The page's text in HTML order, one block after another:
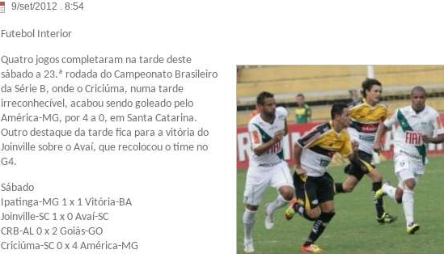
9/set/2012 . 8:54
Futebol Interior
Quatro jogos completaram na tarde deste
sábado a 23.ª rodada do Campeonato Brasileiro
da Série B, onde o Criciúma, numa tarde
irreconhecível, acabou sendo goleado pelo
América-MG, por 4 a 0, em Santa Catarina.
Outro destaque da tarde fica para a vitória do
Joinville sobre o Avaí, que recolocou o time no
G4.
Sábado
Ipatinga-MG 1 x 1 Vitória-BA
Joinville-SC 1 x 0 Avaí-SC
CRB-AL 0 x 2 Goiás-GO
Criciúma-SC 0 x 4 América-MG